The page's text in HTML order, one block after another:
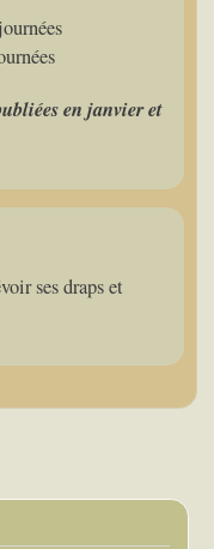
en janvier et
ses draps et